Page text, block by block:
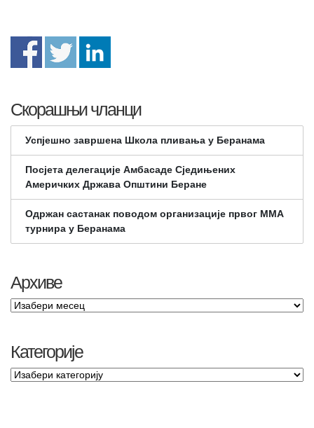
Скорашњи чланци
Успјешно завршена Школа пливања у Беранама
Посјета делегације Амбасаде Сједињених
Америчких Држава Општини Беране
Одржан састанак поводом организације првог ММА
турнира у Беранама
Архиве
Категорије